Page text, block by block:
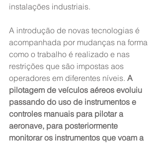
instalações industriais.
A introdução de novas tecnologias é
acompanhada por mudanças na forma
como o trabalho é realizado e nas
restrições que são impostas aos
operadores em diferentes níveis. A
pilotagem de veículos aéreos evoluiu
passando do uso de instrumentos e
controles manuais para pilotar a
aeronave, para posteriormente
monitorar os instrumentos que voam a